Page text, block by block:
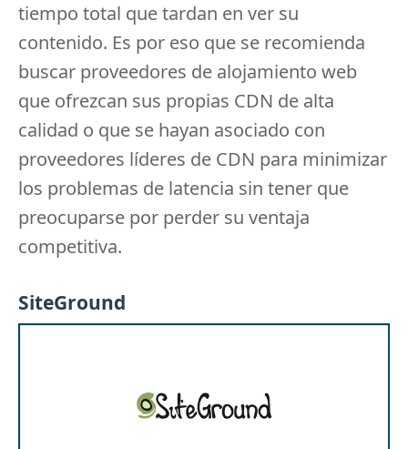
tiempo total que tardan en ver su
contenido. Es por eso que se recomienda
buscar proveedores de alojamiento web
que ofrezcan sus propias CDN de alta
calidad o que se hayan asociado con
proveedores líderes de CDN para minimizar
los problemas de latencia sin tener que
preocuparse por perder su ventaja
competitiva.
SiteGround